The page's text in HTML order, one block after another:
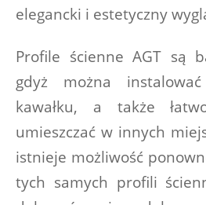
elegancki i estetyczny
Profile ścienne AGT są
gdyż można
kawałku, a także
umieszczać w innych
istnieje możliwość
tych samych profili